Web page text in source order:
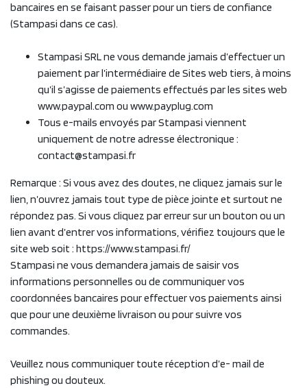
bancaires en se faisant passer pour un tiers de confiance
(Stampasi dans ce cas).
Stampasi SRL ne vous demande jamais d’effectuer un
paiement par l’intermédiaire de Sites web tiers, à moins
qu’il s’agisse de paiements effectués par les sites web
www.paypal.com ou www.payplug.com
Tous e-mails envoyés par Stampasi viennent
uniquement de notre adresse électronique :
contact@stampasi.fr
Remarque : Si vous avez des doutes, ne cliquez jamais sur le
lien, n’ouvrez jamais tout type de pièce jointe et surtout ne
répondez pas. Si vous cliquez par erreur sur un bouton ou un
lien avant d’entrer vos informations, vérifiez toujours que le
site web soit : https://www.stampasi.fr/
Stampasi ne vous demandera jamais de saisir vos
informations personnelles ou de communiquer vos
coordonnées bancaires pour effectuer vos paiements ainsi
que pour une deuxième livraison ou pour suivre vos
commandes.
Veuillez nous communiquer toute réception d’e- mail de
phishing ou douteux.